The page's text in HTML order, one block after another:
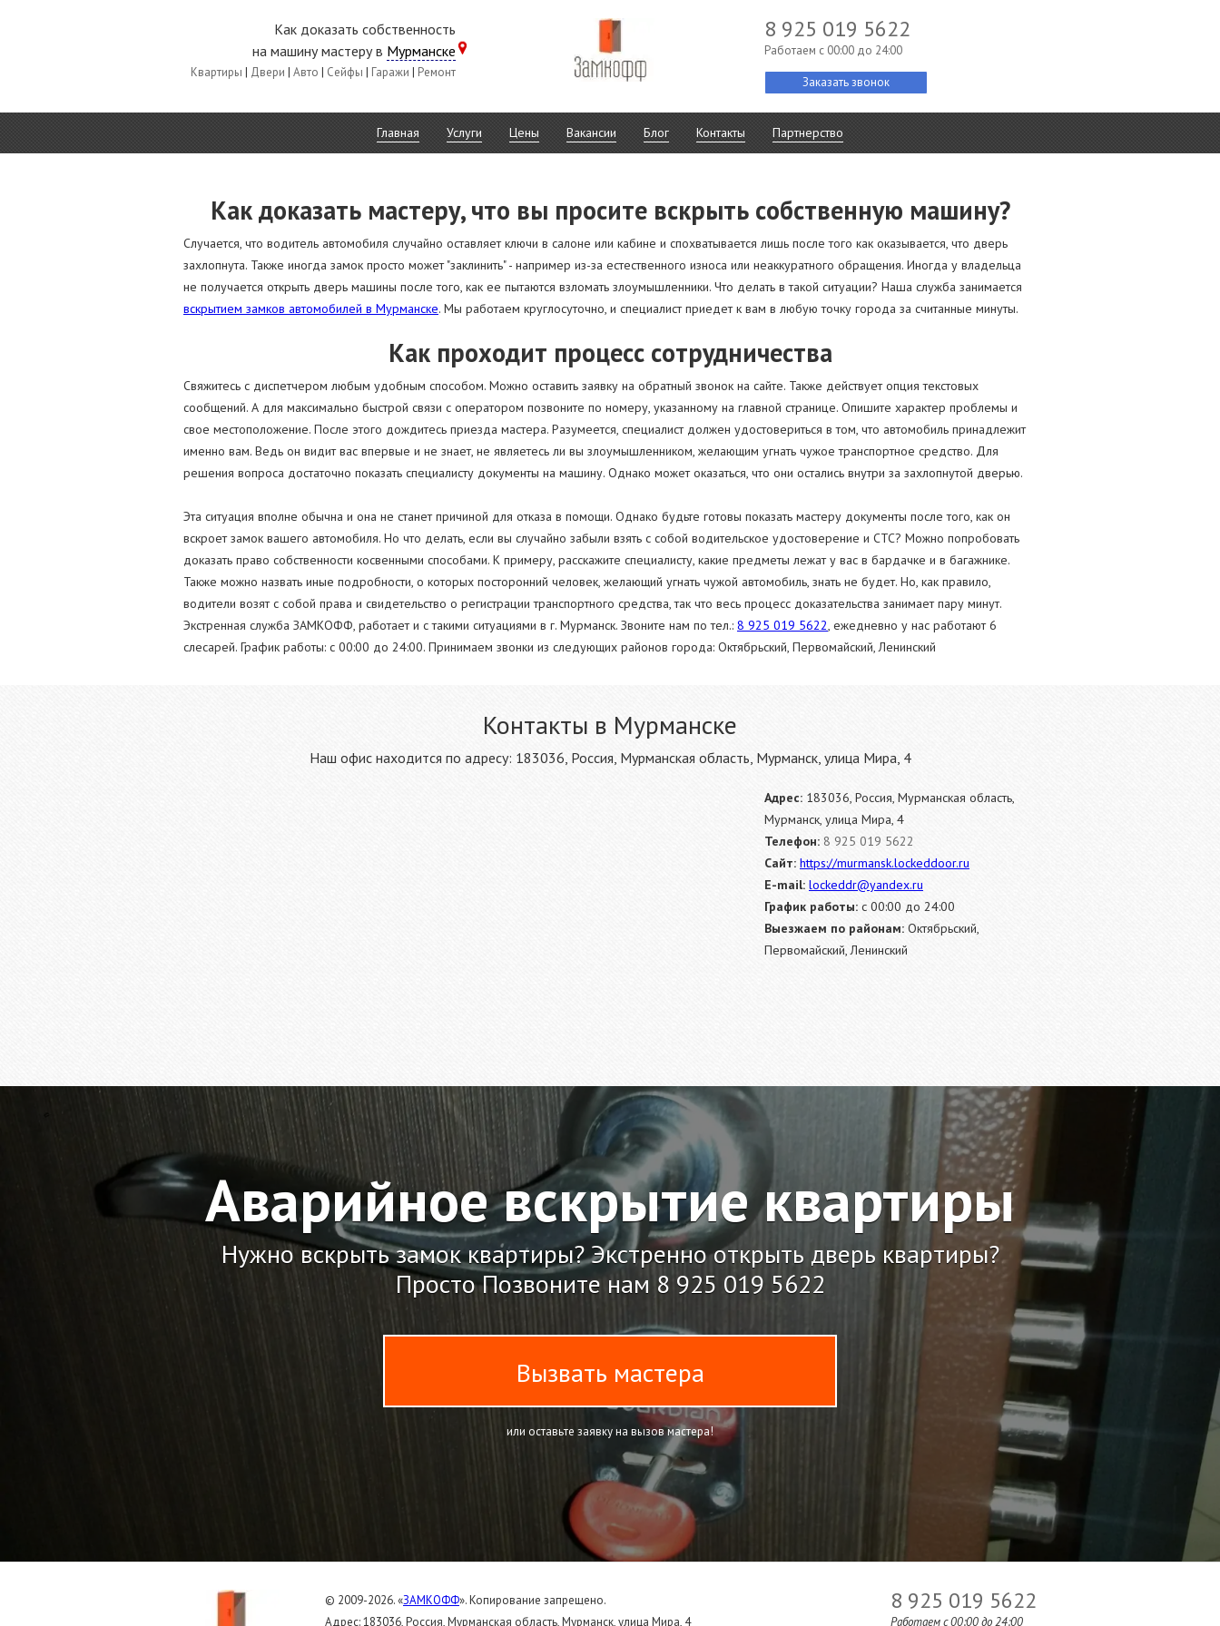
Как доказать собственность
на машину мастеру в Мурманске
Квартиры | Двери | Авто | Сейфы | Гаражи | Ремонт
8 925 019 5622
Работаем c 00:00 до 24:00
Заказать звонок
Главная Услуги Цены Вакансии Блог Контакты Партнерство
Как доказать мастеру, что вы просите вскрыть собственную машину?
Случается, что водитель автомобиля случайно оставляет ключи в салоне или кабине и спохватывается лишь после того как оказывается, что дверь
захлопнута. Также иногда замок просто может "заклинить" - например из-за естественного износа или неаккуратного обращения. Иногда у владельца
не получается открыть дверь машины после того, как ее пытаются взломать злоумышленники. Что делать в такой ситуации? Наша служба занимается
вскрытием замков автомобилей в Мурманске. Мы работаем круглосуточно, и специалист приедет к вам в любую точку города за считанные минуты.
Как проходит процесс сотрудничества
Свяжитесь с диспетчером любым удобным способом. Можно оставить заявку на обратный звонок на сайте. Также действует опция текстовых
сообщений. А для максимально быстрой связи с оператором позвоните по номеру, указанному на главной странице. Опишите характер проблемы и
свое местоположение. После этого дождитесь приезда мастера. Разумеется, специалист должен удостовериться в том, что автомобиль принадлежит
именно вам. Ведь он видит вас впервые и не знает, не являетесь ли вы злоумышленником, желающим угнать чужое транспортное средство. Для
решения вопроса достаточно показать специалисту документы на машину. Однако может оказаться, что они остались внутри за захлопнутой дверью.
Эта ситуация вполне обычна и она не станет причиной для отказа в помощи. Однако будьте готовы показать мастеру документы после того, как он
вскроет замок вашего автомобиля. Но что делать, если вы случайно забыли взять с собой водительское удостоверение и СТС? Можно попробовать
доказать право собственности косвенными способами. К примеру, расскажите специалисту, какие предметы лежат у вас в бардачке и в багажнике.
Также можно назвать иные подробности, о которых посторонний человек, желающий угнать чужой автомобиль, знать не будет. Но, как правило,
водители возят с собой права и свидетельство о регистрации транспортного средства, так что весь процесс доказательства занимает пару минут.
Экстренная служба ЗАМКОФФ, работает и с такими ситуациями в г. Мурманск. Звоните нам по тел.: 8 925 019 5622, ежедневно у нас работают 6
слесарей. График работы: c 00:00 до 24:00. Принимаем звонки из следующих районов города: Октябрьский, Первомайский, Ленинский
Контакты в Мурманске
Наш офис находится по адресу: 183036, Россия, Мурманская область, Мурманск, улица Мира, 4
Адрес: 183036, Россия, Мурманская область,
Мурманск, улица Мира, 4
Телефон: 8 925 019 5622
Сайт: https://murmansk.lockeddoor.ru
E-mail: lockeddr@yandex.ru
График работы: c 00:00 до 24:00
Выезжаем по районам: Октябрьский,
Первомайский, Ленинский
Аварийное вскрытие квартиры
Нужно вскрыть замок квартиры? Экстренно открыть дверь квартиры?
Просто Позвоните нам 8 925 019 5622
Вызвать мастера
или оставьте заявку на вызов мастера!
© 2009-2026. «ЗАМКОФФ». Копирование запрещено.
Адрес: 183036, Россия, Мурманская область, Мурманск, улица Мира, 4
8 925 019 5622
Работаем c 00:00 до 24:00